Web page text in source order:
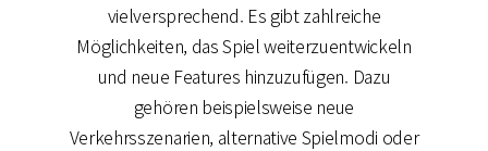
vielversprechend. Es gibt zahlreiche
Möglichkeiten, das Spiel weiterzuentwickeln
und neue Features hinzuzufügen. Dazu
gehören beispielsweise neue
Verkehrsszenarien, alternative Spielmodi oder